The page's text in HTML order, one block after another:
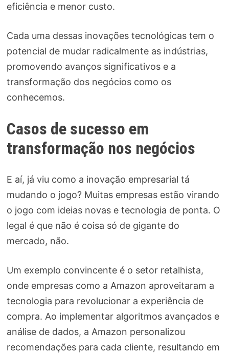
eficiência e menor custo.
Cada uma dessas inovações tecnológicas tem o
potencial de mudar radicalmente as indústrias,
promovendo avanços significativos e a
transformação dos negócios como os
conhecemos.
Casos de sucesso em
transformação nos negócios
E aí, já viu como a inovação empresarial tá
mudando o jogo? Muitas empresas estão virando
o jogo com ideias novas e tecnologia de ponta. O
legal é que não é coisa só de gigante do
mercado, não.
Um exemplo convincente é o setor retalhista,
onde empresas como a Amazon aproveitaram a
tecnologia para revolucionar a experiência de
compra. Ao implementar algoritmos avançados e
análise de dados, a Amazon personalizou
recomendações para cada cliente, resultando em